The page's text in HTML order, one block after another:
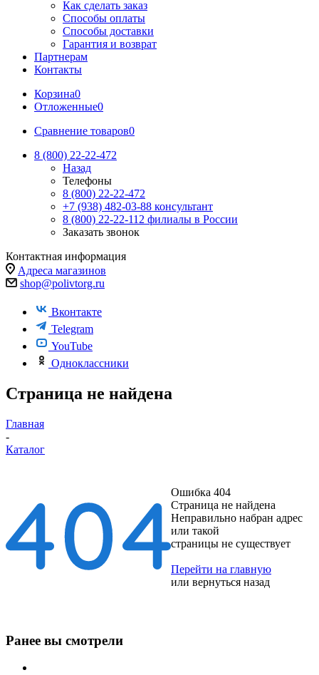
Как сделать заказ
Способы оплаты
Способы доставки
Гарантия и возврат
Партнерам
Контакты
Корзина0
Отложенные0
Сравнение товаров0
8 (800) 22-22-472
Назад
Телефоны
8 (800) 22-22-472
+7 (938) 482-03-88 консультант
8 (800) 22-22-112 филиалы в России
Заказать звонок
Контактная информация
Адреса магазинов
shop@polivtorg.ru
Вконтакте
Telegram
YouTube
Одноклассники
Страница не найдена
Главная
-
Каталог
Ошибка 404
Страница не найдена
Неправильно набран адрес
или такой
страницы не существует
Перейти на главную
или вернуться назад
Ранее вы смотрели